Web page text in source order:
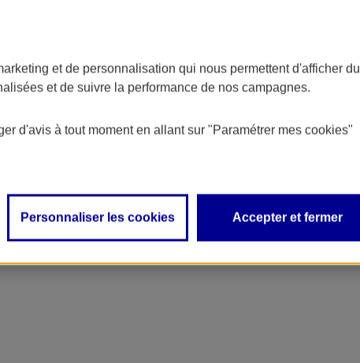
et de personnalisation qui nous permettent d'afficher du
et de suivre la performance de nos campagnes.
d'avis à tout moment en allant sur "Paramétrer mes cookies"
Personnaliser les cookies Accepter et fermer